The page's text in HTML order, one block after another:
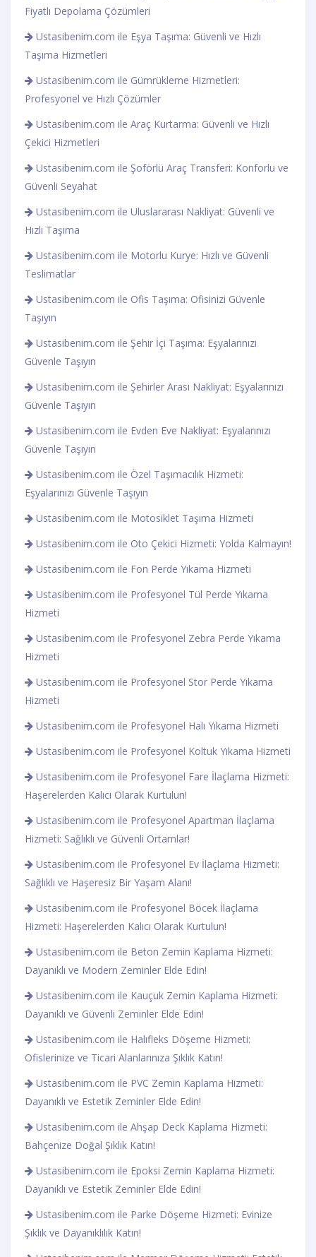
Fiyatlı Depolama Çözümleri
Ustasibenim.com ile Eşya Taşıma: Güvenli ve Hızlı
Taşıma Hizmetleri
Ustasibenim.com ile Gümrükleme Hizmetleri:
Profesyonel ve Hızlı Çözümler
Ustasibenim.com ile Araç Kurtarma: Güvenli ve Hızlı
Çekici Hizmetleri
Ustasibenim.com ile Şoförlü Araç Transferi: Konforlu ve
Güvenli Seyahat
Ustasibenim.com ile Uluslararası Nakliyat: Güvenli ve
Hızlı Taşıma
Ustasibenim.com ile Motorlu Kurye: Hızlı ve Güvenli
Teslimatlar
Ustasibenim.com ile Ofis Taşıma: Ofisinizi Güvenle
Taşıyın
Ustasibenim.com ile Şehir İçi Taşıma: Eşyalarınızı
Güvenle Taşıyın
Ustasibenim.com ile Şehirler Arası Nakliyat: Eşyalarınızı
Güvenle Taşıyın
Ustasibenim.com ile Evden Eve Nakliyat: Eşyalarınızı
Güvenle Taşıyın
Ustasibenim.com ile Özel Taşımacılık Hizmeti:
Eşyalarınızı Güvenle Taşıyın
Ustasibenim.com ile Motosiklet Taşıma Hizmeti
Ustasibenim.com ile Oto Çekici Hizmeti: Yolda Kalmayın!
Ustasibenim.com ile Fon Perde Yıkama Hizmeti
Ustasibenim.com ile Profesyonel Tül Perde Yıkama
Hizmeti
Ustasibenim.com ile Profesyonel Zebra Perde Yıkama
Hizmeti
Ustasibenim.com ile Profesyonel Stor Perde Yıkama
Hizmeti
Ustasibenim.com ile Profesyonel Halı Yıkama Hizmeti
Ustasibenim.com ile Profesyonel Koltuk Yıkama Hizmeti
Ustasibenim.com ile Profesyonel Fare İlaçlama Hizmeti:
Haşerelerden Kalıcı Olarak Kurtulun!
Ustasibenim.com ile Profesyonel Apartman İlaçlama
Hizmeti: Sağlıklı ve Güvenli Ortamlar!
Ustasibenim.com ile Profesyonel Ev İlaçlama Hizmeti:
Sağlıklı ve Haşeresiz Bir Yaşam Alanı!
Ustasibenim.com ile Profesyonel Böcek İlaçlama
Hizmeti: Haşerelerden Kalıcı Olarak Kurtulun!
Ustasibenim.com ile Beton Zemin Kaplama Hizmeti:
Dayanıklı ve Modern Zeminler Elde Edin!
Ustasibenim.com ile Kauçuk Zemin Kaplama Hizmeti:
Dayanıklı ve Güvenli Zeminler Elde Edin!
Ustasibenim.com ile Halıfleks Döşeme Hizmeti:
Ofislerinize ve Ticari Alanlarınıza Şıklık Katın!
Ustasibenim.com ile PVC Zemin Kaplama Hizmeti:
Dayanıklı ve Estetik Zeminler Elde Edin!
Ustasibenim.com ile Ahşap Deck Kaplama Hizmeti:
Bahçenize Doğal Şıklık Katın!
Ustasibenim.com ile Epoksi Zemin Kaplama Hizmeti:
Dayanıklı ve Estetik Zeminler Elde Edin!
Ustasibenim.com ile Parke Döşeme Hizmeti: Evinize
Şıklık ve Dayanıklılık Katın!